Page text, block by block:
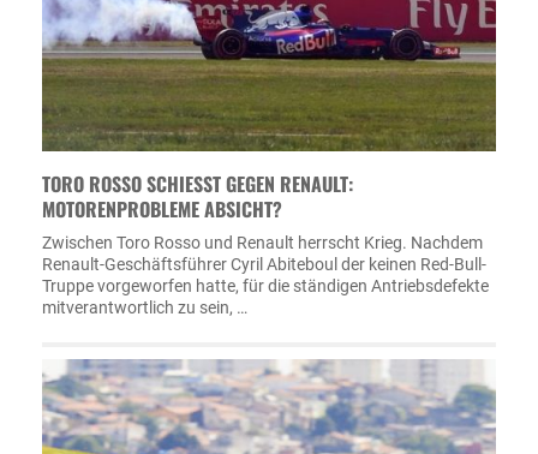
TORO ROSSO SCHIESST GEGEN RENAULT: M
OTORENPROBLEME ABSICHT?
Zwischen Toro Rosso und Renault herrscht Krieg. Nachdem
Renault-Geschäftsführer Cyril Abiteboul der keinen Red-Bull-
Truppe vorgeworfen hatte, für die ständigen Antriebsdefekte
mitverantwortlich zu sein, …